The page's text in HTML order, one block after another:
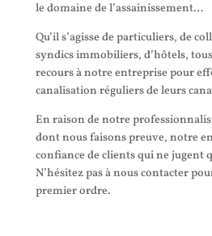
le domaine de l’assainissement…
Qu’il s’agisse de particuliers, de
syndics immobiliers, d’hôtels,
recours à notre entreprise pour
canalisation réguliers de leurs
En raison de notre
dont nous faisons preuve, notre
confiance de clients qui ne jugent
N’hésitez pas à nous contacter
premier ordre.